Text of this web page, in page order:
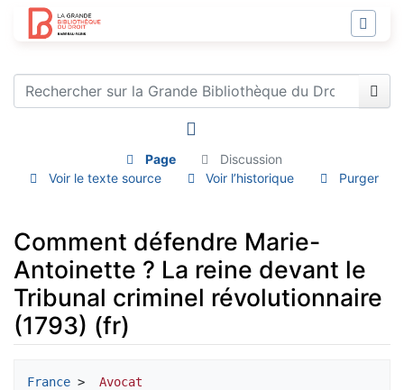
Page
Discussion
Voir le texte source
Voir l’historique Purger
Comment défendre Marie-
Antoinette ? La reine devant le
Tribunal criminel révolutionnaire
(1793) (fr)
France > Avocat